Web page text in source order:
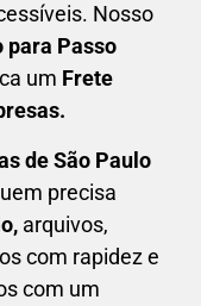
Nosso
para Passo
um Frete
.
de São Paulo
precisa
arquivos,
com rapidez e
com um